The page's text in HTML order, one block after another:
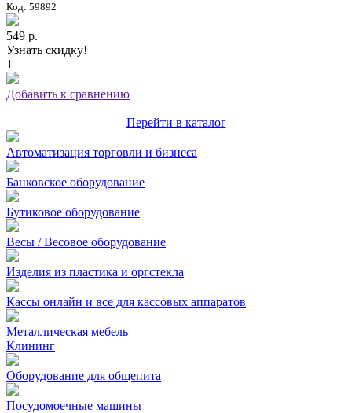
Код: 59892
549 р.
Узнать скидку!
1
Добавить к сравнению
Перейти в каталог
Автоматизация торговли и бизнеса
Банковское оборудование
Бутиковое оборудование
Весы / Весовое оборудование
Изделия из пластика и оргстекла
Кассы онлайн и все для кассовых аппаратов
Металлическая мебель
Клининг
Оборудование для общепита
Посудомоечные машины